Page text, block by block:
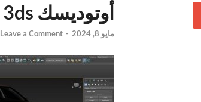
أوتوديسك 3ds ماكس 2023
مايو 8, 2024 -
Leave a Comment